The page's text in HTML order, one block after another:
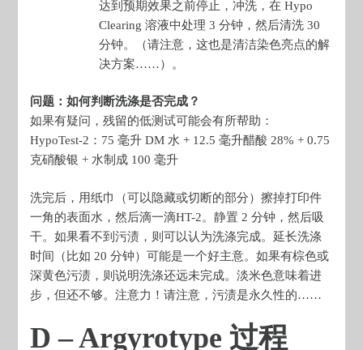
达到预期效果之前停止，冲洗，在 Hypo
Clearing 溶液中处理 3 分钟，然后清洗 30
分钟。（请注意，这也是清洁染色亮点的解
决方案……）。
问题：如何判断洗涤是否完成？
如果有疑问，残留的低测试可能会有所帮助：
HypoTest-2：75 毫升 DM 水 + 12.5 毫升醋酸 28% + 0.75
克硝酸银 + 水制成 100 毫升
洗完后，用纸巾（可以隐藏或切断的部分）擦掉打印件
一角的表面水，然后滴一滴HT-2。静置 2 分钟，然后吸
干。如果看不到污渍，则可以认为洗涤完成。延长洗涤
时间（比如 20 分钟）可能是一个好主意。如果有棕色或
深黄色污渍，则说明洗涤还远未完成。淡米色意味着进
步，但还不够。注意力！请注意，污渍是永久性的……
D – Argyrotype 过程